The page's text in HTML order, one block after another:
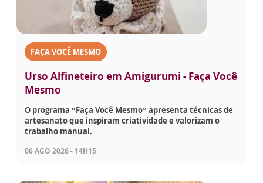
FAÇA VOCÊ MESMO
Urso Alfineteiro em Amigurumi - Faça Você
Mesmo
O programa “Faça Você Mesmo” apresenta técnicas de
artesanato que inspiram criatividade e valorizam o
trabalho manual.
06 AGO 2026 - 14H15